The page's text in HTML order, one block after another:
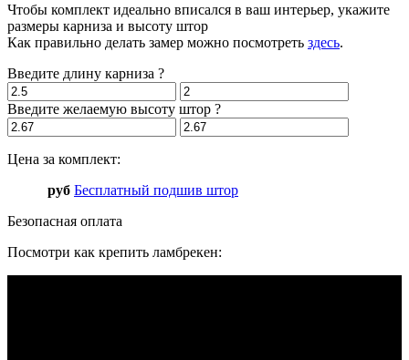
Чтобы комплект идеально вписался в ваш интерьер, укажите
размеры карниза и высоту штор
Как правильно делать замер можно посмотреть здесь.
Введите длину карниза ?
Введите желаемую высоту штор ?
Цена за комплект:
руб Бесплатный подшив штор
Безопасная оплата
Посмотри как крепить ламбрекен: